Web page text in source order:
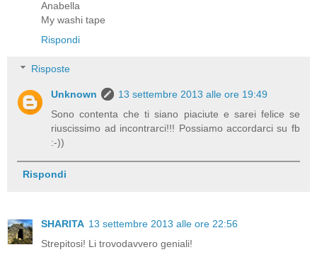
Anabella
My washi tape
Rispondi
Risposte
Unknown
13 settembre 2013 alle ore 19:49
Sono contenta che ti siano piaciute e sarei felice se
riuscissimo ad incontrarci!!! Possiamo accordarci su fb
:-))
Rispondi
SHARITA 13 settembre 2013 alle ore 22:56
Strepitosi! Li trovodavvero geniali!